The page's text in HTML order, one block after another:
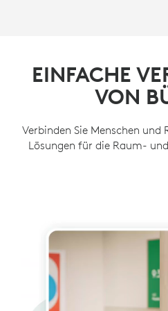
EINFACHE
VON
Verbinden Sie Menschen
Lösungen für die Raum-